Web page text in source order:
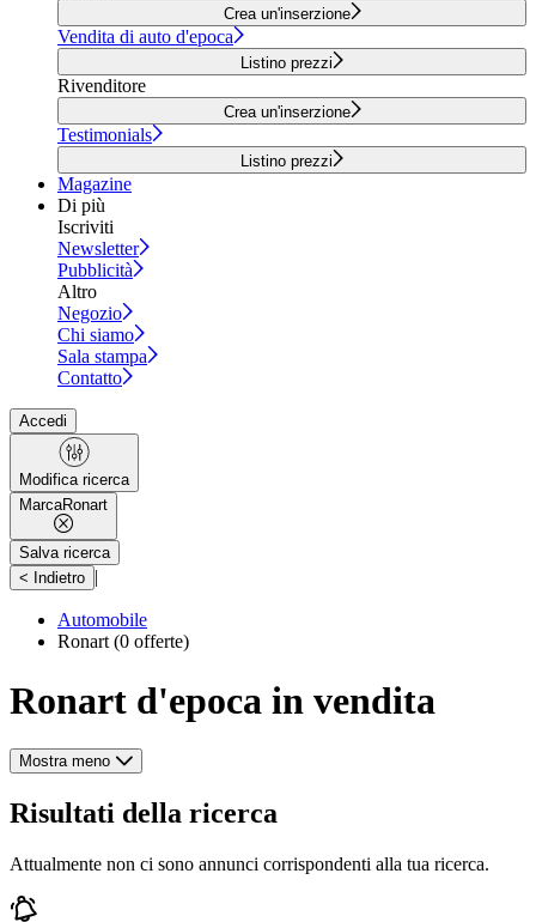
Crea un'inserzione
Vendita di auto d'epoca
Listino prezzi
Rivenditore
Crea un'inserzione
Testimonials
Listino prezzi
Magazine
Di più
Iscriviti
Newsletter
Pubblicità
Altro
Negozio
Chi siamo
Sala stampa
Contatto
Accedi
Modifica ricerca
MarcaRonart
Salva ricerca
< Indietro |
Automobile
Ronart (0 offerte)
Ronart d'epoca in vendita
Mostra meno
Risultati della ricerca
Attualmente non ci sono annunci corrispondenti alla tua ricerca.